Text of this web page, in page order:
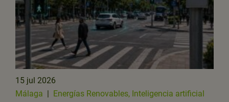
15 jul 2026
Málaga
Energías Renovables, Inteligencia artificial